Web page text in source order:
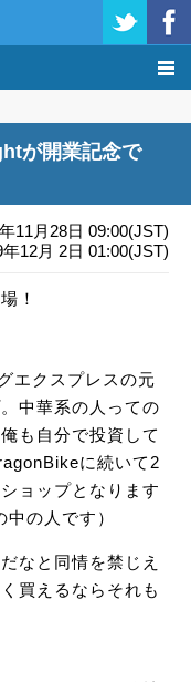
が開業記念で
11月28日 09:00(JST)
12月 2日 01:00(JST)
！
エクスプレスの元
中華系の人っての
も自分で投資して
に続いて2
ョップとなります
の人です）
なと同情を禁じえ
買えるならそれも